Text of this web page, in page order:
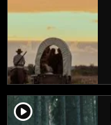
player2